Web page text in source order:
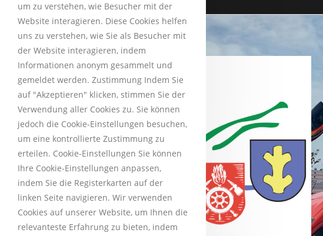
um zu verstehen, wie Besucher mit der
Website interagieren. Diese Cookies helfen
uns zu verstehen, wie Sie als Besucher mit
der Website interagieren, indem
Informationen anonym gesammelt und
gemeldet werden. Zustimmung Indem Sie
auf "Akzeptieren" klicken, stimmen Sie der
Verwendung aller Cookies zu. Sie können
jedoch die Cookie-Einstellungen besuchen,
um eine kontrollierte Zustimmung zu
erteilen. Cookie-Einstellungen Sie können
Ihre Cookie-Einstellungen anpassen,
indem Sie die Registerkarten auf der
linken Seite navigieren. Wir verwenden
Cookies auf unserer Website, um Ihnen die
relevanteste Erfahrung zu bieten, indem